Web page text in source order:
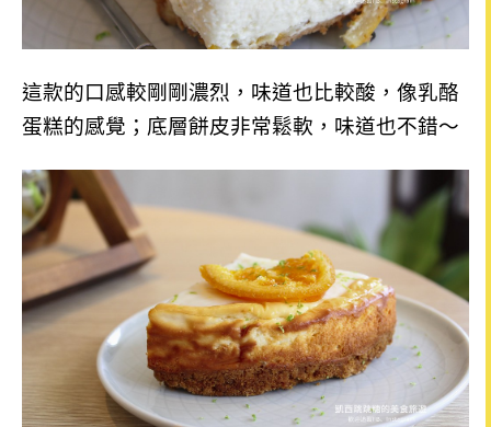
這款的口感較剛剛濃烈，味道也比較酸，像乳酪
蛋糕的感覺；底層餅皮非常鬆軟，味道也不錯～